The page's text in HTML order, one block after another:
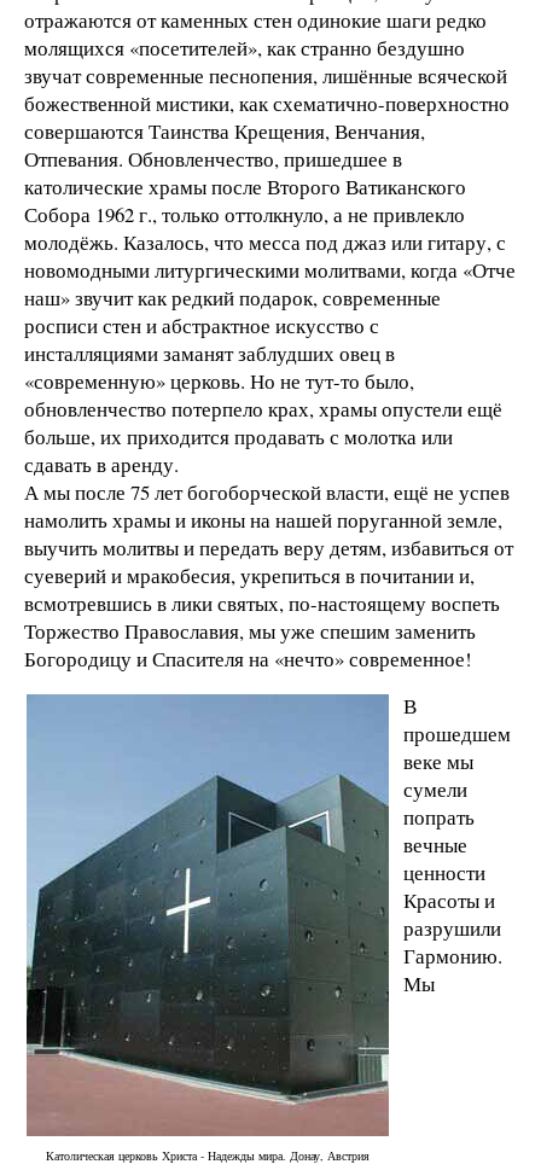
отражаются от каменных стен одинокие шаги редко
молящихся «посетителей», как странно бездушно
звучат современные песнопения, лишённые всяческой
божественной мистики, как схематично-поверхностно
совершаются Таинства Крещения, Венчания,
Отпевания. Обновленчество, пришедшее в
католические храмы после Второго Ватиканского
Собора 1962 г., только оттолкнуло, а не привлекло
молодёжь. Казалось, что месса под джаз или гитару, с
новомодными литургическими молитвами, когда «Отче
наш» звучит как редкий подарок, современные
росписи стен и абстрактное искусство с
инсталляциями заманят заблудших овец в
«современную» церковь. Но не тут-то было,
обновленчество потерпело крах, храмы опустели ещё
больше, их приходится продавать с молотка или
сдавать в аренду.
А мы после 75 лет богоборческой власти, ещё не успев
намолить храмы и иконы на нашей поруганной земле,
выучить молитвы и передать веру детям, избавиться от
суеверий и мракобесия, укрепиться в почитании и,
всмотревшись в лики святых, по-настоящему воспеть
Торжество Православия, мы уже спешим заменить
Богородицу и Спасителя на «нечто» современное!
Католическая церковь Христа - Надежды мира. Донау, Австрия
В
прошедшем
веке мы
сумели
попрать
вечные
ценности
Красоты и
разрушили
Гармонию.
Мы